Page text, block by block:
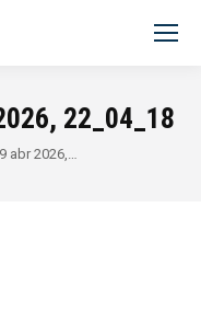
22_04_18
abr 2026,…